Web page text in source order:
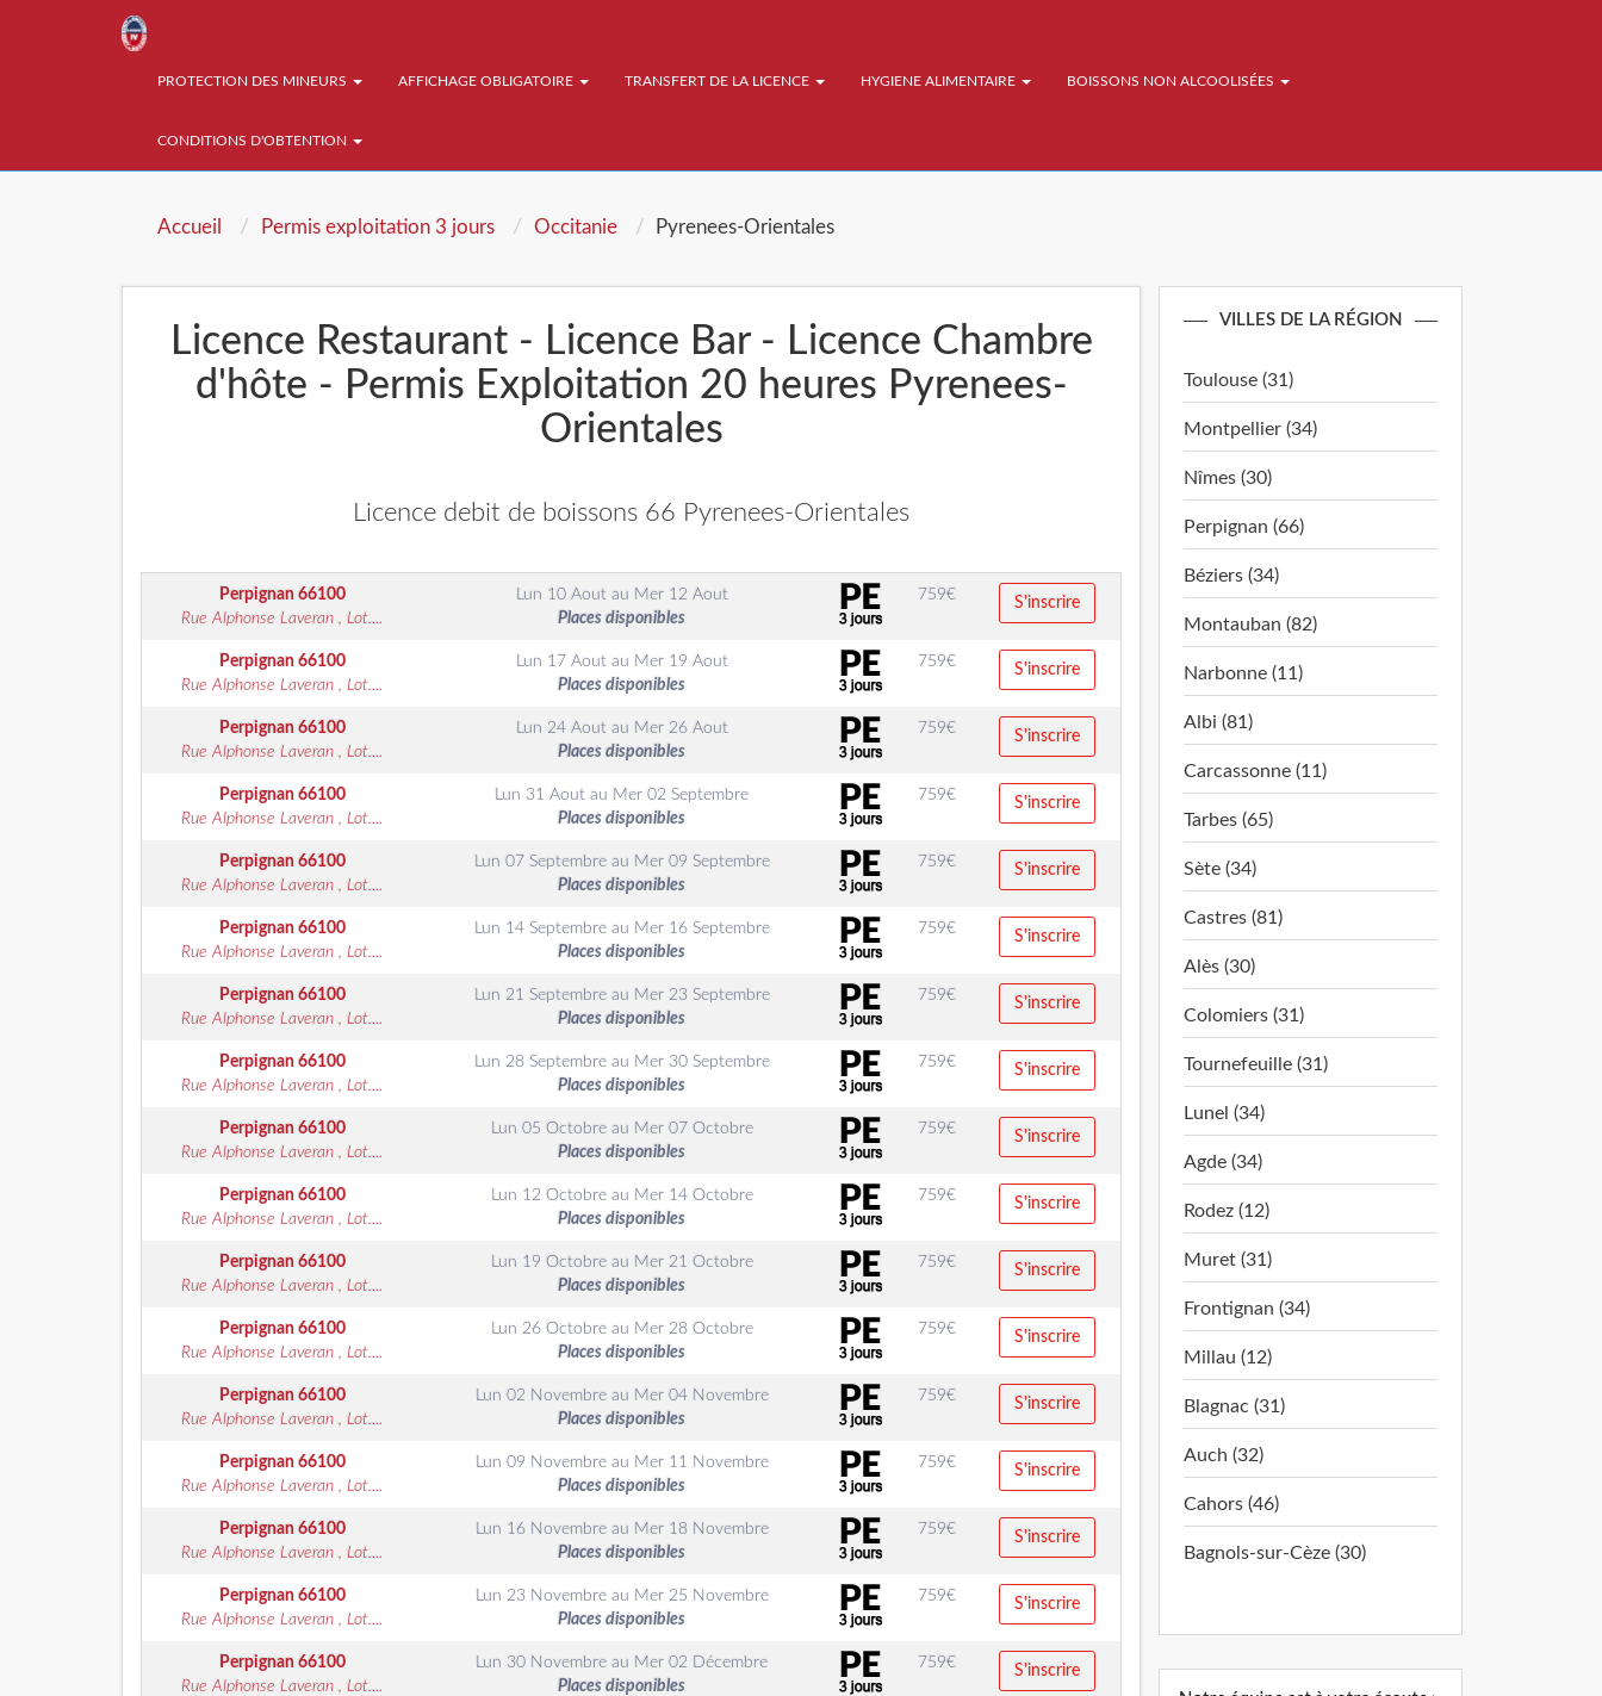
PROTECTION DES MINEURS AFFICHAGE OBLIGATOIRE TRANSFERT DE LA LICENCE HYGIENE ALIMENTAIRE BOISSONS NON ALCOOLISÉES
CONDITIONS D'OBTENTION
Accueil Permis exploitation 3 jours Occitanie Pyrenees-Orientales
Licence Restaurant - Licence Bar - Licence Chambre
d'hôte - Permis Exploitation 20 heures Pyrenees-
Orientales
Licence debit de boissons 66 Pyrenees-Orientales
Perpignan 66100
Rue Alphonse Laveran , Lot....
Lun 10 Aoutau Mer 12 Aout
Places disponibles
759€ S'inscrire
Perpignan 66100
Rue Alphonse Laveran , Lot....
Lun 17 Aoutau Mer 19 Aout
Places disponibles
759€ S'inscrire
Perpignan 66100
Rue Alphonse Laveran , Lot....
Lun 24 Aoutau Mer 26 Aout
Places disponibles
759€ S'inscrire
Perpignan 66100
Rue Alphonse Laveran , Lot....
Lun 31 Aout au Mer 02 Septembre
Places disponibles
759€ S'inscrire
Perpignan 66100
Rue Alphonse Laveran , Lot....
Lun 07 Septembreau Mer 09 Septembre
Places disponibles
759€ S'inscrire
Perpignan 66100
Rue Alphonse Laveran , Lot....
Lun 14 Septembreau Mer 16 Septembre
Places disponibles
759€ S'inscrire
Perpignan 66100
Rue Alphonse Laveran , Lot....
Lun 21 Septembreau Mer 23 Septembre
Places disponibles
759€ S'inscrire
Perpignan 66100
Rue Alphonse Laveran , Lot....
Lun 28 Septembreau Mer 30 Septembre
Places disponibles
759€ S'inscrire
Perpignan 66100
Rue Alphonse Laveran , Lot....
Lun 05 Octobreau Mer 07 Octobre
Places disponibles
759€ S'inscrire
Perpignan 66100
Rue Alphonse Laveran , Lot....
Lun 12 Octobreau Mer 14 Octobre
Places disponibles
759€ S'inscrire
Perpignan 66100
Rue Alphonse Laveran , Lot....
Lun 19 Octobreau Mer 21 Octobre
Places disponibles
759€ S'inscrire
Perpignan 66100
Rue Alphonse Laveran , Lot....
Lun 26 Octobreau Mer 28 Octobre
Places disponibles
759€ S'inscrire
Perpignan 66100
Rue Alphonse Laveran , Lot....
Lun 02 Novembreau Mer 04 Novembre
Places disponibles
759€ S'inscrire
Perpignan 66100
Rue Alphonse Laveran , Lot....
Lun 09 Novembreau Mer 11 Novembre
Places disponibles
759€ S'inscrire
Perpignan 66100
Rue Alphonse Laveran , Lot....
Lun 16 Novembreau Mer 18 Novembre
Places disponibles
759€ S'inscrire
Perpignan 66100
Rue Alphonse Laveran , Lot....
Lun 23 Novembreau Mer 25 Novembre
Places disponibles
759€ S'inscrire
Perpignan 66100
Rue Alphonse Laveran , Lot....
Lun 30 Novembre au Mer 02 Décembre
Places disponibles
759€ S'inscrire
VILLES DE LA RÉGION
Toulouse (31)
Montpellier (34)
Nîmes (30)
Perpignan (66)
Béziers (34)
Montauban (82)
Narbonne (11)
Albi (81)
Carcassonne (11)
Tarbes (65)
Sète (34)
Castres (81)
Alès (30)
Colomiers (31)
Tournefeuille (31)
Lunel (34)
Agde (34)
Rodez (12)
Muret (31)
Frontignan (34)
Millau (12)
Blagnac (31)
Auch (32)
Cahors (46)
Bagnols-sur-Cèze (30)